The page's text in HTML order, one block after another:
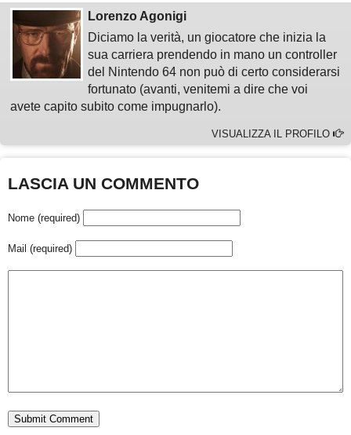
Lorenzo Agonigi
Diciamo la verità, un giocatore che inizia la
sua carriera prendendo in mano un controller
del Nintendo 64 non può di certo considerarsi
fortunato (avanti, venitemi a dire che voi
avete capito subito come impugnarlo).
VISUALIZZA IL PROFILO
LASCIA UN COMMENTO
Nome (required)
Mail (required)